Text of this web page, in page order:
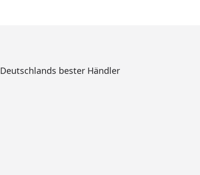
Deutschlands bester Händler